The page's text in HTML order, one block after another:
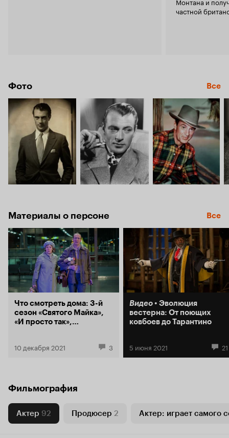
частной
Фото Все
Материалы о персоне Все
Что смотреть дома: 3-й
сезон «Святого Майка»,
«И просто так»,
10 декабря 2021 3
Видео
Эволюция
вестерна: От поющих
ковбоев до Тарантино
5 июня 2021 21
Фильмография
Актер 92 Продюсер 2 Актер: играет самого